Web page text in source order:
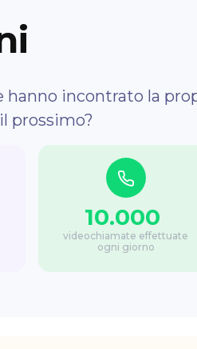
hanno incontrato la
prossimo?
10.000
videochiamate effettuate
ogni giorno